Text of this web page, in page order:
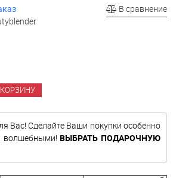
В сравнение
Вас! Сделайте Ваши покупки особенно
волшебными!ВЫБРАТЬ ПОДАРОЧНУЮ